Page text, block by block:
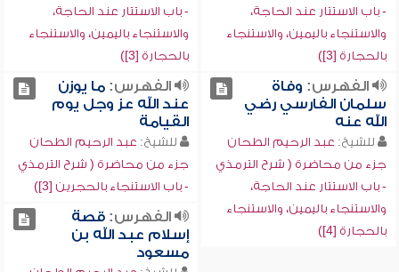
- باب الاستتار عند الحاجة،
والاستنجاء باليمين، والاستنجاء
بالحجارة [3])
- باب الاستتار عند الحاجة،
والاستنجاء باليمين، والاستنجاء
بالحجارة [3])
الفهرس: وفاة
سلمان الفارسي رضي
الله عنه
للشيخ: عبد الرحيم الطحان
جزء من محاضرة ( شرح الترمذي
- باب الاستتار عند الحاجة،
والاستنجاء باليمين، والاستنجاء
بالحجارة [4])
الفهرس:ما يوزن
عند الله عز وجل يوم
القيامة
للشيخ: عبد الرحيم الطحان
جزء من محاضرة ( شرح الترمذي
- باب الاستنجاء بالحجرين [3])
الفهرس:قصة
إسلام عبد الله بن
مسعود